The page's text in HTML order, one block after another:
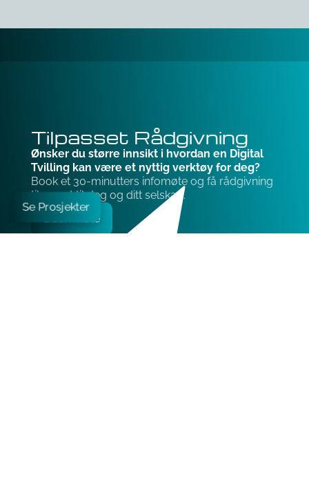
Tilpasset Rådgivning
Ønsker du større innsikt i hvordan en Digital
Tvilling kan være et nyttig verktøy for deg?
Book et 30-minutters infomøte og få rådgivning
tilpasset til deg og ditt selskap.
Book møte
Se Prosjekter